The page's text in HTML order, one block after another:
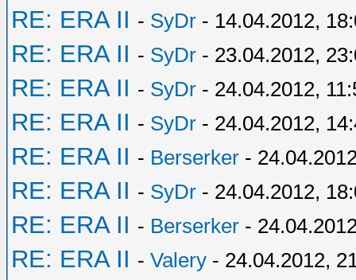
RE: ERA II - SyDr - 14.04.2012,
RE: ERA II - SyDr - 23.04.2012,
RE: ERA II - SyDr - 24.04.2012,
RE: ERA II - SyDr - 24.04.2012,
RE: ERA II - Berserker -
RE: ERA II - SyDr - 24.04.2012,
RE: ERA II - Berserker -
RE: ERA II - Valery - 24.04.2012,